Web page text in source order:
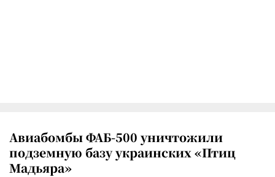
Авиабомбы ФАБ-500 уничтожили
подземную базу украинских «Птиц
Мадьяра»